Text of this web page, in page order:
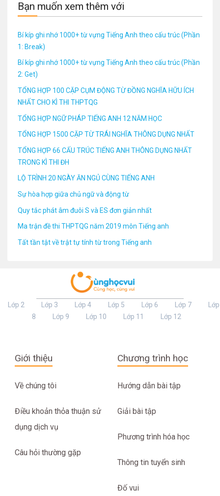
Bạn muốn xem thêm với
Bí kíp ghi nhớ 1000+ từ vựng Tiếng Anh theo cấu trúc (Phần
1: Break)
Bí kíp ghi nhớ 1000+ từ vựng Tiếng Anh theo cấu trúc (Phần
2: Get)
TỔNG HỢP 100 CẶP CỤM ĐỘNG TỪ ĐỒNG NGHĨA HỮU ÍCH
NHẤT CHO KÌ THI THPTQG
TỔNG HỢP NGỮ PHÁP TIẾNG ANH 12 NĂM HỌC
TỔNG HỢP 1500 CẶP TỪ TRÁI NGHĨA THÔNG DỤNG NHẤT
TỔNG HỢP 66 CẤU TRÚC TIẾNG ANH THÔNG DỤNG NHẤT
TRONG KÌ THI ĐH
LỘ TRÌNH 20 NGÀY ĂN NGỦ CÙNG TIẾNG ANH
Sự hòa hợp giữa chủ ngữ và động từ
Quy tắc phát âm đuôi S và ES đơn giản nhất
Ma trận đề thi THPTQG năm 2019 môn Tiếng anh
Tất tần tật về trật tự tính từ trong Tiếng anh
Lớp 2 Lớp 3 Lớp 4 Lớp 5 Lớp 6 Lớp 7
Lớp
8
Lớp 9 Lớp 10 Lớp 11 Lớp 12
Giới thiệu
Về chúng tôi
Điều khoản thỏa thuận sử
dụng dịch vụ
Câu hỏi thường gặp
Chương trình học
Hướng dẫn bài tập
Giải bài tập
Phương trình hóa học
Thông tin tuyển sinh
Đố vui